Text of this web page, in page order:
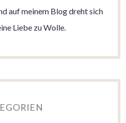
auf meinem Blog dreht sich
Liebe zu Wolle.